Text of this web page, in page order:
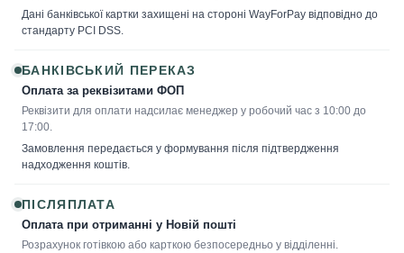
Дані банківської картки захищені на стороні WayForPay відповідно до
стандарту PCI DSS.
БАНКІВСЬКИЙ ПЕРЕКАЗ
Оплата за реквізитами ФОП
Реквізити для оплати надсилає менеджер у робочий час з 10:00 до
17:00.
Замовлення передається у формування після підтвердження
надходження коштів.
ПІСЛЯПЛАТА
Оплата при отриманні у Новій пошті
Розрахунок готівкою або карткою безпосередньо у відділенні.